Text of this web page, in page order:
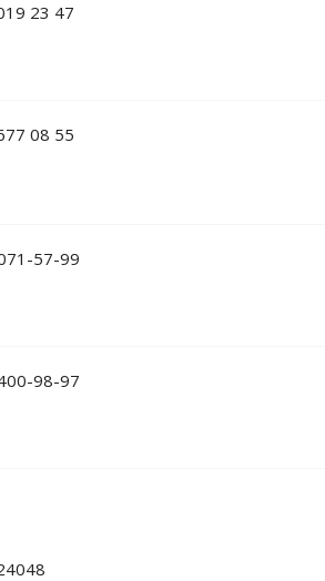
23 47
08 55
57-99
98-97